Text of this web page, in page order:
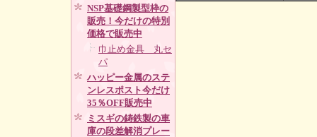
NSP基礎鋼製型枠の
販売！今だけの特別
価格で販売中
巾止め金具 丸セ
パ
ハッピー金属のステ
ンレスポスト今だけ
35％OFF販売中
ミスギの鋳鉄製の車
庫の段差解消プレー